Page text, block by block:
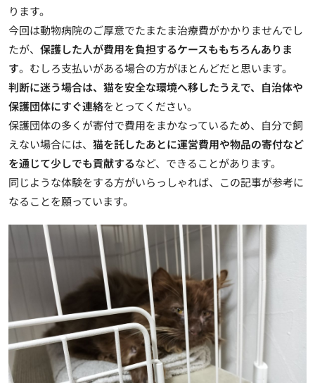
ります。
今回は動物病院のご厚意でたまたま治療費がかかりませんでし
たが、 保護した人が費用を負担するケースももちろんありま
す。むしろ支払いがある場合の方がほとんどだと思います。
判断に迷う場合は、猫を安全な環境へ移したうえで、自治体や
保護団体にすぐ連絡をとってください。
保護団体の多くが寄付で費用をまかなっているため、自分で飼
えない場合には、 猫を託したあとに運営費用や物品の寄付など
を通じて少しでも貢献するなど、できることがあります。
同じような体験をする方がいらっしゃれば、この記事が参考に
なることを願っています。